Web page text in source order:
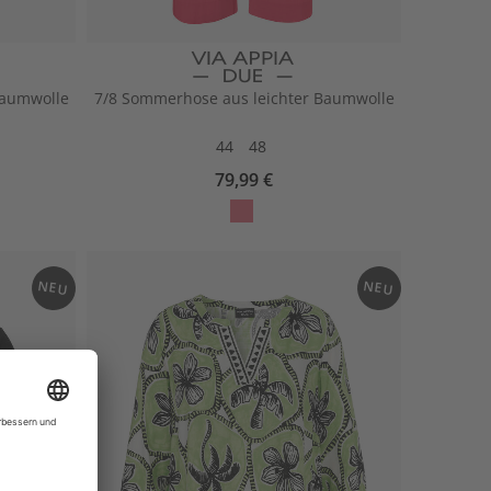
7/8 Sommerhose aus leichter Baumwolle
44 48
79,99 €
la
NEU NEU